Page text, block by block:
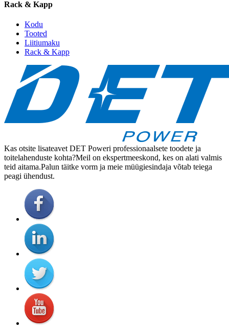
Rack & Kapp
Kodu
Tooted
Liitiumaku
Rack & Kapp
Kas otsite lisateavet DET Poweri professionaalsete toodete ja
toitelahenduste kohta?Meil on ekspertmeeskond, kes on alati valmis
teid aitama.Palun täitke vorm ja meie müügiesindaja võtab teiega
peagi ühendust.